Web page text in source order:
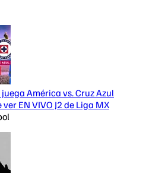
América vs. Cruz Azul
ver EN VIVO J2 de Liga MX